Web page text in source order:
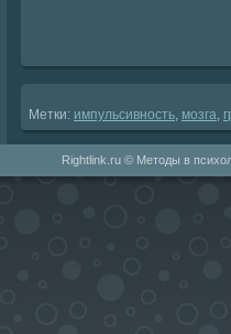
Метки: импульсивность мозга
Rightlink.ru © Методы в